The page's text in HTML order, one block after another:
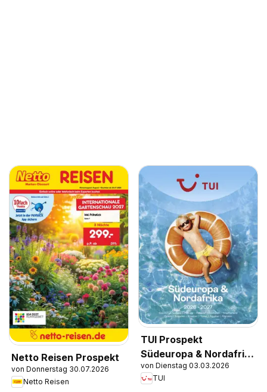
Netto Reisen Prospekt
von Donnerstag 30.07.2026
Netto Reisen
TUI Prospekt
Südeuropa & Nordafrika
2026/27
von Dienstag 03.03.2026
TUI